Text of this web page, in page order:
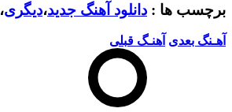
برچسب ها : دانلود آهنگ جدید،دیگری،
آهـنگ بعدی آهنـگ قبلی